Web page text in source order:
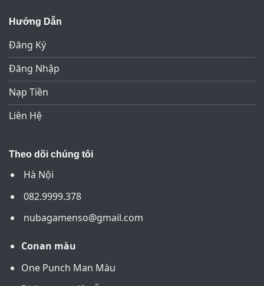
Hướng Dẫn
Đăng Ký
Đăng Nhập
Nạp Tiền
Liên Hệ
Theo dõi chúng tôi
Hà Nội
082.9999.378
nubagamenso@gmail.com
Conan màu
One Punch Man Màu